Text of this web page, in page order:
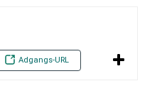
Adgangs-URL